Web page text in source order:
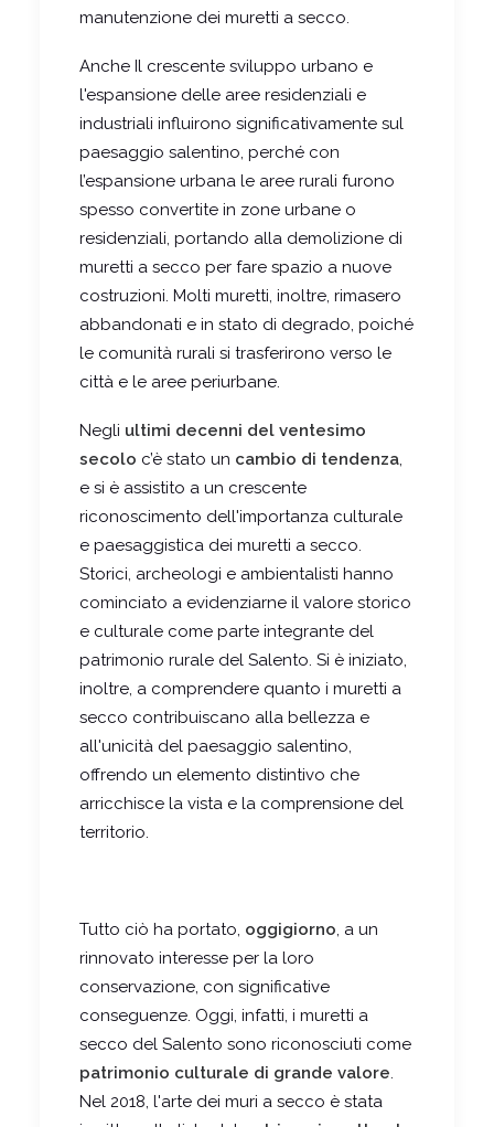
manutenzione dei muretti a secco.
Anche Il crescente sviluppo urbano e
l'espansione delle aree residenziali e
industriali influirono significativamente sul
paesaggio salentino, perché con
l’espansione urbana le aree rurali furono
spesso convertite in zone urbane o
residenziali, portando alla demolizione di
muretti a secco per fare spazio a nuove
costruzioni. Molti muretti, inoltre, rimasero
abbandonati e in stato di degrado, poiché
le comunità rurali si trasferirono verso le
città e le aree periurbane.
Negli ultimi decenni del ventesimo
secolo c’è stato un cambio di tendenza,
e si è assistito a un crescente
riconoscimento dell'importanza culturale
e paesaggistica dei muretti a secco.
Storici, archeologi e ambientalisti hanno
cominciato a evidenziarne il valore storico
e culturale come parte integrante del
patrimonio rurale del Salento. Si è iniziato,
inoltre, a comprendere quanto i muretti a
secco contribuiscano alla bellezza e
all'unicità del paesaggio salentino,
offrendo un elemento distintivo che
arricchisce la vista e la comprensione del
territorio.
Tutto ciò ha portato, oggigiorno, a un
rinnovato interesse per la loro
conservazione, con significative
conseguenze. Oggi, infatti, i muretti a
secco del Salento sono riconosciuti come
patrimonio culturale di grande valore.
Nel 2018, l'arte dei muri a secco è stata